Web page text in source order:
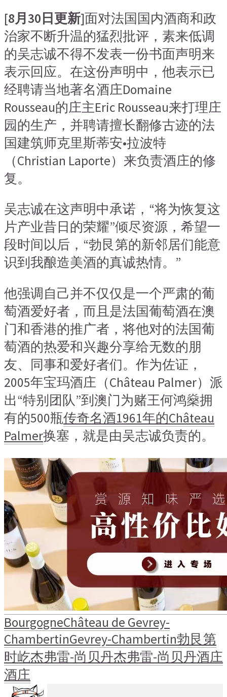
[8月30日更新]面对法国国内酒商和政
治家不断升温的猛烈批评，素来低调
的吴志诚不得不发表一份书面声明来
表示回应。在这份声明中，他表示已
经聘请当地著名酒庄Domaine
Rousseau的庄主Eric Rousseau来打理庄
园的生产，并聘请擅长翻修古迹的法
国建筑师克里斯蒂安•拉波特
（Christian Laporte）来负责酒庄的修
复。
吴志诚在这声明中承诺，“将为恢复这
片产业昔日的荣耀”倾尽资源，希望一
段时间以后，“勃艮第的新邻居们能意
识到我酿造美酒的真诚热情。”
他强调自己并不仅仅是一个严肃的葡
萄酒爱好者，而且是法国葡萄酒在澳
门和香港的推广者，将他对的法国葡
萄酒的热爱和兴趣分享给无数的朋
友、同事和爱好者们。作为佐证，
2005年宝玛酒庄（Château Palmer）派
出“特别团队”到澳门为赌王何鸿燊拥
有的500瓶传奇名酒1961年的Château
Palmer换塞，就是由吴志诚负责的。
BourgogneChâteau de Gevrey-
ChambertinGevrey-Chambertin勃艮第
时屹杰弗雷-尚贝丹杰弗雷-尚贝丹酒庄
酒庄